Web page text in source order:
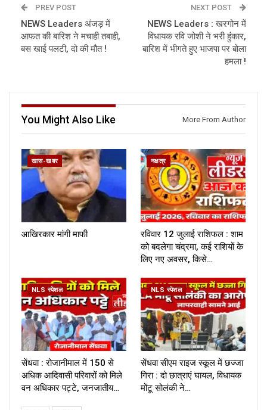
PREV POST
NEWS Leaders अंजड़ में
आफत की बारिश ने मचाही तबाही,
बस खाई पलटी, दो की मौत !
NEXT POST
NEWS Leaders : खरगोन में
विधायक रवि जोशी ने भरी हुंकार,
बारिश में भीगते हुए भाजपा पर बोला
हमला !
You Might Also Like More From Author
खास-खबर
आखिरकार मांगी माफी
नक्षत्र
रविवार 12 जुलाई राशिफल : शाम
को बदलेगा चंद्रमा, कई राशियों के
लिए नए अवसर, किसे…
NLS स्पेशल
सेंधवा : रोजानीमाल में 150 से
अधिक आदिवासी परिवारों को मिले
वन अधिकार पट्टे, जनजातीय…
NLS स्पेशल
सेंधवा सीएम राइज स्कूल में छज्जा
गिरा : दो छात्राएं घायल, विधायक
मोंटू सोलंकी ने…